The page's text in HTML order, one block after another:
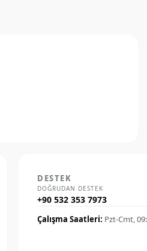
DESTEK
DOĞRUDAN DESTEK
+90 532 353 7973
Çalışma Saatleri: Pzt-Cmt,